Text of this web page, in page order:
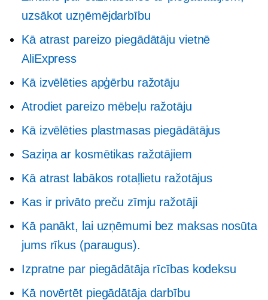
uzsākot uzņēmējdarbību
Kā atrast pareizo piegādātāju vietnē
AliExpress
Kā izvēlēties apģērbu ražotāju
Atrodiet pareizo mēbeļu ražotāju
Kā izvēlēties plastmasas piegādātājus
Saziņa ar kosmētikas ražotājiem
Kā atrast labākos rotaļlietu ražotājus
Kas ir privāto preču zīmju ražotāji
Kā panākt, lai uzņēmumi bez maksas nosūta
jums rīkus (paraugus).
Izpratne par piegādātāja rīcības kodeksu
Kā novērtēt piegādātāja darbību